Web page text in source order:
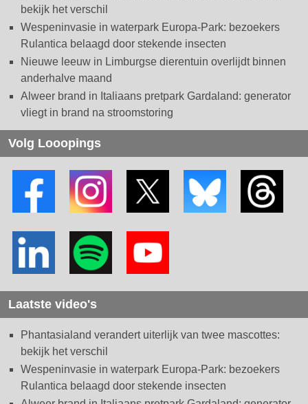
bekijk het verschil
Wespeninvasie in waterpark Europa-Park: bezoekers
Rulantica belaagd door stekende insecten
Nieuwe leeuw in Limburgse dierentuin overlijdt binnen
anderhalve maand
Alweer brand in Italiaans pretpark Gardaland: generator
vliegt in brand na stroomstoring
Volg Looopings
Laatste video's
Phantasialand verandert uiterlijk van twee mascottes:
bekijk het verschil
Wespeninvasie in waterpark Europa-Park: bezoekers
Rulantica belaagd door stekende insecten